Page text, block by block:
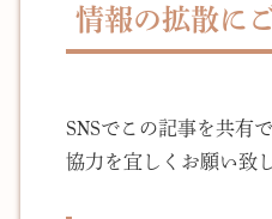
情報の拡散に
SNSでこの記事を共有
協力を宜しくお願い致